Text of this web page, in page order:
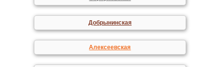
Добрынинская
Алексеевская